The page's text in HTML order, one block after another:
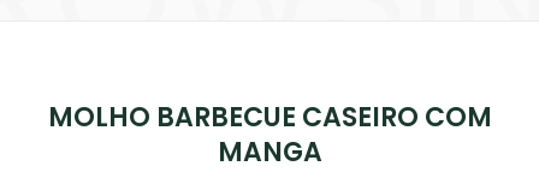
MOLHO BARBECUE CASEIRO COM
MANGA